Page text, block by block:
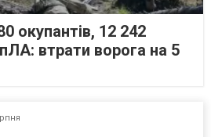
окупантів, 12 242
втрати ворога на 5